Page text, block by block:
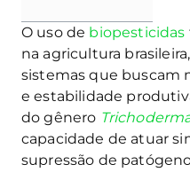
O uso de biopesticidas
na agricultura
sistemas que buscam
e estabilidade
do gênero
capacidade de atuar
supressão de